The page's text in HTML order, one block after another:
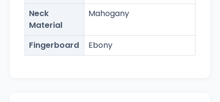
Neck
Material
Mahogany
Fingerboard Ebony